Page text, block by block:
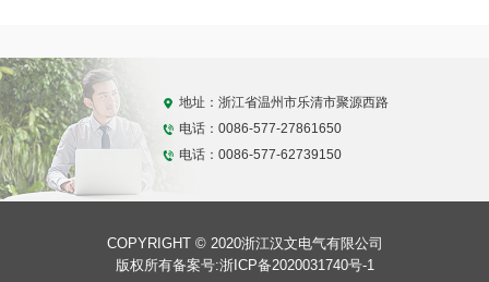
地址：浙江省温州市乐清市聚源西路
电话：0086-577-27861650
电话：0086-577-62739150
COPYRIGHT © 2020浙江汉文电气有限公司
版权所有备案号:浙ICP备2020031740号-1